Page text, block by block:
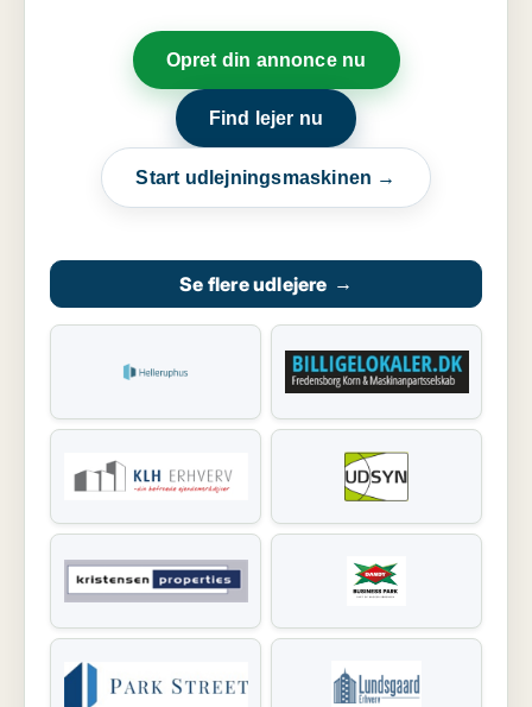
Opret din annonce nu
Find lejer nu
Start udlejningsmaskinen →
Se flere udlejere →